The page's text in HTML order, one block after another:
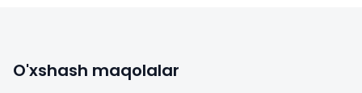
O'xshash maqolalar